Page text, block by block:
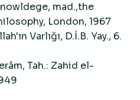
mad.,the
London, 1967
Varlığı, D.İ.B. Yay., 6.
Tah.: Zahid el-